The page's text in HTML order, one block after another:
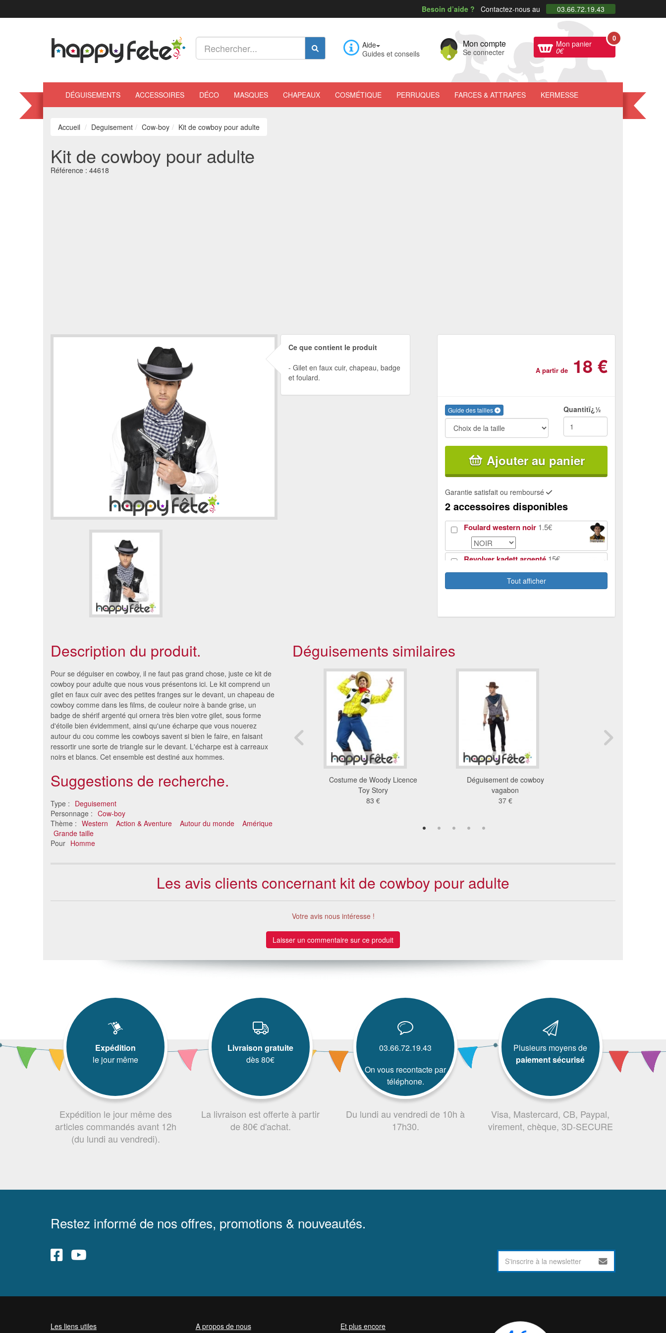
Besoin d’aide ? Contactez-nous au 03.66.72.19.43
Aide
Guides et conseils
Mon compte
Se connecter
Mon panier
0€
0
DÉGUISEMENTS ACCESSOIRES DÉCO MASQUES CHAPEAUX COSMÉTIQUE PERRUQUES FARCES & ATTRAPES KERMESSE
Accueil Deguisement Cow-boy Kit de cowboy pour adulte
Kit de cowboy pour adulte
Référence : 44618
Ce que contient le produit
Gilet en faux cuir, chapeau, badge
et foulard.
A partir de 18 €
Guide des tailles Quantitï¿½
Ajouter au panier
Garantie satisfait ou remboursé
2 accessoires disponibles
Foulard western noir 1.5€
Revolver kadett argenté 15€
Tout afficher
Description du produit.
Pour se déguiser en cowboy, il ne faut pas grand chose, juste ce kit de
cowboy pour adulte que nous vous présentons ici. Le kit comprend un
gilet en faux cuir avec des petites franges sur le devant, un chapeau de
cowboy comme dans les films, de couleur noire à bande grise, un
badge de shérif argenté qui ornera très bien votre gilet, sous forme
d'étoile bien évidemment, ainsi qu'une écharpe que vous nouerez
autour du cou comme les cowboys savent si bien le faire, en faisant
ressortir une sorte de triangle sur le devant. L'écharpe est à carreaux
noirs et blancs. Cet ensemble est destiné aux hommes.
Suggestions de recherche.
Type : Deguisement
Personnage : Cow-boy
Thème : Western Action & Aventure Autour du monde
Amérique
Grande taille
Pour Homme
Déguisements similaires
Costume Lucky Luc
26 €
Tenue de cowboy à carreaux
blancs/rouges
Costume de Woody Licence
Toy Story
83 €
Déguisement de cowboy
vagabon
37 €
Les avis clients concernant kit de cowboy pour adulte
Votre avis nous intéresse !
Laisser un commentaire sur ce produit
Expédition
le jour même
Expédition le jour même des
articles commandés avant 12h
(du lundi au vendredi).
Livraison gratuite
dès 80€
La livraison est offerte à partir
de 80€ d'achat.
03.66.72.19.43
On vous recontacte par
téléphone.
Du lundi au vendredi de 10h à
17h30.
Plusieurs moyens de
paiement sécurisé
Visa, Mastercard, CB, Paypal,
virement, chèque, 3D-SECURE
Restez informé de nos offres, promotions & nouveautés.
Les liens utiles A propos de nous Et plus encore